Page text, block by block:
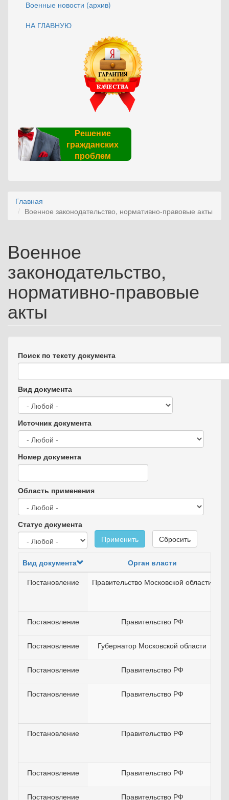
Военные новости (архив)
НА ГЛАВНУЮ
Решение
гражданских
проблем
Главная
Военное законодательство, нормативно-правовые акты
Военное
законодательство,
нормативно-правовые
акты
Поиск по тексту документа
Вид документа
Источник документа
Номер документа
Область применения
Статус документа
Применить
Сбросить
Вид документа Орган власти
Постановление
Правительство Московской области
Постановление Правительство РФ
Постановление Губернатор Московской области
Постановление Правительство РФ
Постановление Правительство РФ
Постановление Правительство РФ
Постановление Правительство РФ
Постановление Правительство РФ